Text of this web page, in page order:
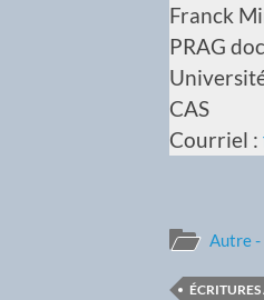
Franck
PRAG
CAS
Courriel :
Autre -